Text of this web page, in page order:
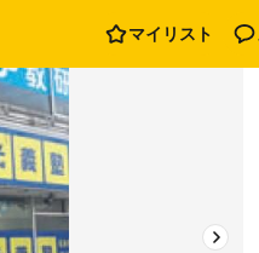
マイリスト